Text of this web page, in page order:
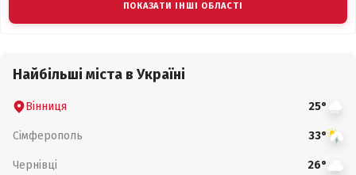
ПОКАЗАТИ ІНШІ ОБЛАСТІ
Найбільші міста в Україні
Вінниця 25°
Сімферополь 33°
Чернівці 26°